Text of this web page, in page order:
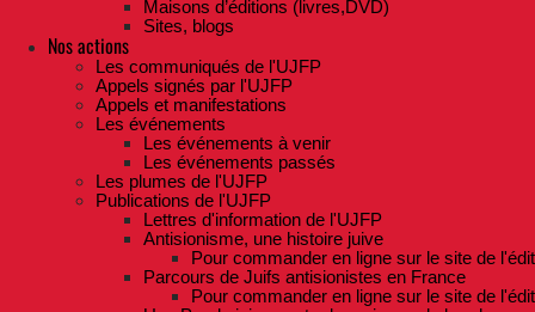
Maisons d’éditions (livres,DVD)
Sites, blogs
Nos actions
Les communiqués de l'UJFP
Appels signés par l'UJFP
Appels et manifestations
Les événements
Les événements à venir
Les événements passés
Les plumes de l'UJFP
Publications de l'UJFP
Lettres d'information de l'UJFP
Antisionisme, une histoire juive
Pour commander en ligne sur le site de
Parcours de Juifs antisionistes en France
Pour commander en ligne sur le site de